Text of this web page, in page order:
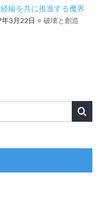
綸を共に推進する魔界
3月22日 破壊と創造